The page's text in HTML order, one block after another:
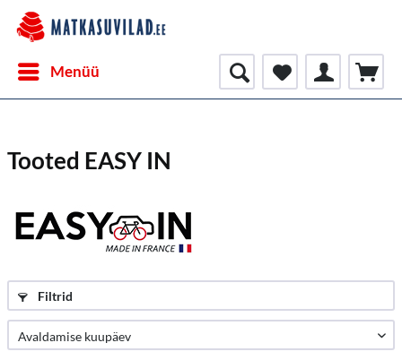
Menüü
Tooted EASY IN
Filtrid